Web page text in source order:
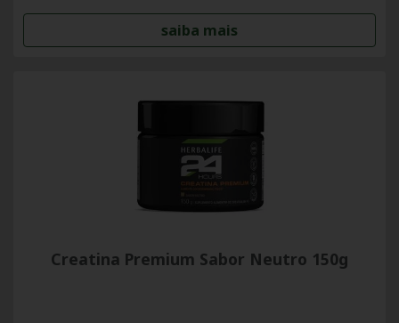
saiba mais
Creatina Premium Sabor Neutro 150g